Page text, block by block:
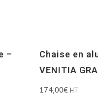
–
Chaise en
VENITIA
174,00€ HT